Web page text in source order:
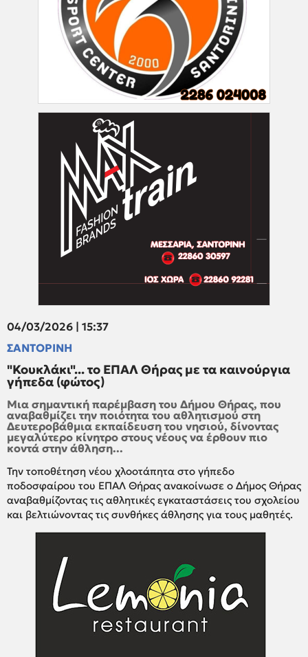
04/03/2026 | 15:37
ΣΑΝΤΟΡΙΝΗ
"Κουκλάκι"... το ΕΠΑΛ Θήρας με τα καινούργια
γήπεδα (φώτος)
Μια σημαντική παρέμβαση του Δήμου Θήρας, που
αναβαθμίζει την ποιότητα του αθλητισμού στη
Δευτεροβάθμια εκπαίδευση του νησιού, δίνοντας
μεγαλύτερο κίνητρο στους νέους να έρθουν πιο
κοντά στην άθληση...
Την τοποθέτηση νέου χλοοτάπητα στο γήπεδο
ποδοσφαίρου του ΕΠΑΛ Θήρας ανακοίνωσε ο Δήμος Θήρας
αναβαθμίζοντας τις αθλητικές εγκαταστάσεις του σχολείου
και βελτιώνοντας τις συνθήκες άθλησης για τους μαθητές.